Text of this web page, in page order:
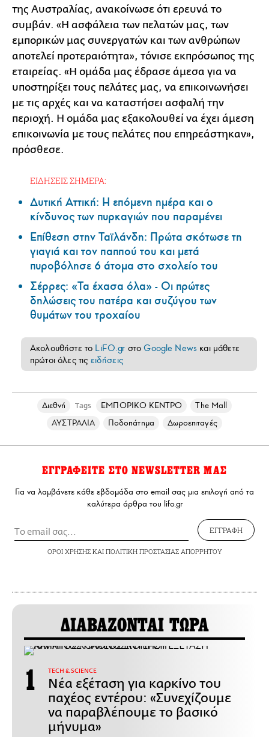
της Αυστραλίας, ανακοίνωσε ότι ερευνά το
συμβάν. «Η ασφάλεια των πελατών μας, των
εμπορικών μας συνεργατών και των ανθρώπων
αποτελεί προτεραιότητα», τόνισε εκπρόσωπος της
εταιρείας. «Η ομάδα μας έδρασε άμεσα για να
υποστηρίξει τους πελάτες μας, να επικοινωνήσει
με τις αρχές και να καταστήσει ασφαλή την
περιοχή. Η ομάδα μας εξακολουθεί να έχει άμεση
επικοινωνία με τους πελάτες που επηρεάστηκαν»,
πρόσθεσε.
ΕΙΔΗΣΕΙΣ ΣΗΜΕΡΑ:
Δυτική Αττική: Η επόμενη ημέρα και ο
κίνδυνος των πυρκαγιών που παραμένει
Επίθεση στην Ταϊλάνδη: Πρώτα σκότωσε τη
γιαγιά και τον παππού του και μετά
πυροβόλησε 6 άτομα στο σχολείο του
Σέρρες: «Τα έχασα όλα» - Οι πρώτες
δηλώσεις του πατέρα και συζύγου των
θυμάτων του τροχαίου
Ακολουθήστε το LiFO.gr στοGoogle News και μάθετε
πρώτοι όλες τις ειδήσεις
Διεθνή Tags ΕΜΠΟΡΙΚΟ ΚΕΝΤΡΟ
The Mall
ΑΥΣΤΡΑΛΙΑ
Ποδοπάτημα Δωροεπιταγές
ΕΓΓΡΑΦΕΙΤΕ ΣΤΟ NEWSLETTER ΜΑΣ
Για να λαμβάνετε κάθε εβδομάδα στο email σας μια επιλογή από τα
καλύτερα άρθρα του lifo.gr
ΕΓΓΡΑΦΗ
ΟΡΟΙ ΧΡΗΣΗΣΚΑΙ ΠΟΛΙΤΙΚΗ ΠΡΟΣΤΑΣΙΑΣ ΑΠΟΡΡΗΤΟΥ
ΔΙΑΒΑΖΟΝΤΑΙ ΤΩΡΑ
ΤECH & SCIENCE
Νέα εξέταση για καρκίνο του
παχέος εντέρου: «Συνεχίζουμε
να παραβλέπουμε το βασικό
μήνυμα»